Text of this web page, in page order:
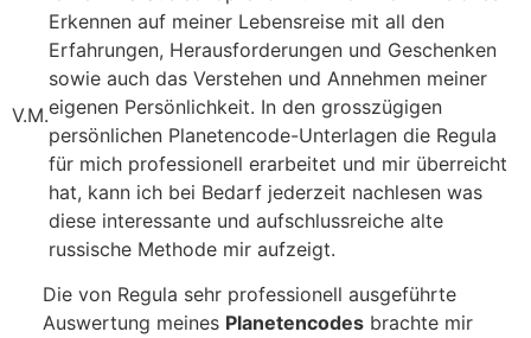
V.M.
Erkennen auf meiner Lebensreise mit all den
Erfahrungen, Herausforderungen und Geschenken
sowie auch das Verstehen und Annehmen meiner
eigenen Persönlichkeit. In den grosszügigen
persönlichen Planetencode-Unterlagen die Regula
für mich professionell erarbeitet und mir überreicht
hat, kann ich bei Bedarf jederzeit nachlesen was
diese interessante und aufschlussreiche alte
russische Methode mir aufzeigt.
Die von Regula sehr professionell ausgeführte
Auswertung meines Planetencodes brachte mir